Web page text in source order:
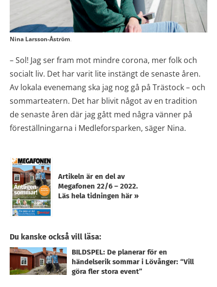
Nina Larsson-Åström.
–Sol! Jag ser fram mot mindre corona, mer folk och
socialt liv. Det har varit lite instängt de senaste åren.
Av lokala evenemang ska jag nog gå på Trästock – och
sommarteatern. Det har blivit något av en tradition
de senaste åren där jag gått med några vänner på
föreställningarna i Medleforsparken, säger Nina.
Artikeln är en del av
Megafonen 22/6 – 2022.
Läs hela tidningen här »
Du kanske också vill läsa:
BILDSPEL: De planerar för en
händelserik sommar i Lövånger: “Vill
göra fler stora event”